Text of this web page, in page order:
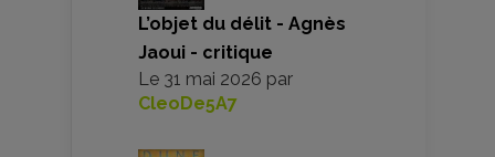
L’objet du délit - Agnès
Jaoui - critique
Le 31 mai 2026 par
CleoDe5A7